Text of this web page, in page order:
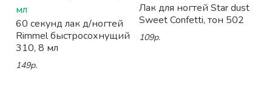
60 секунд лак д/ногтей
Rimmel быстросохнущий
310, 8 мл
149р.
Лак для ногтей Star dust
Sweet Confetti, тон 502
109р.